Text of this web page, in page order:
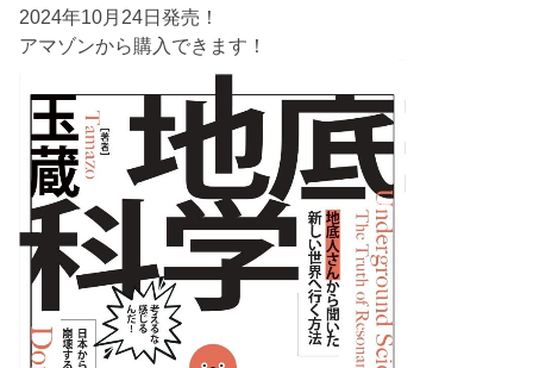
2024年10月24日発売！
アマゾンから購入できます！